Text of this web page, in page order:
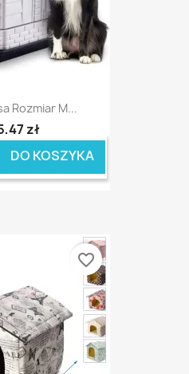
Rozmiar M...
zł
DO KOSZYKA
favorite_border